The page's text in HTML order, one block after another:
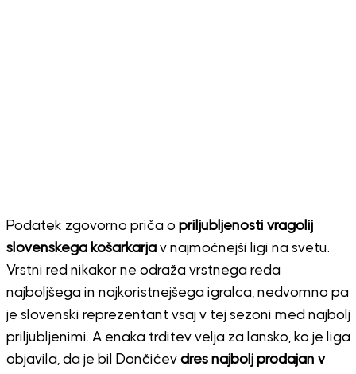
Podatek zgovorno priča o priljubljenosti vragolij
slovenskega košarkarjav najmočnejši ligi na svetu.
Vrstni red nikakor ne odraža vrstnega reda
najboljšega in najkoristnejšega igralca, nedvomno pa
je slovenski reprezentant vsaj v tej sezoni med najbolj
priljubljenimi. A enaka trditev velja za lansko, ko je liga
objavila, da je bil Dončićev dres najbolj prodajan v